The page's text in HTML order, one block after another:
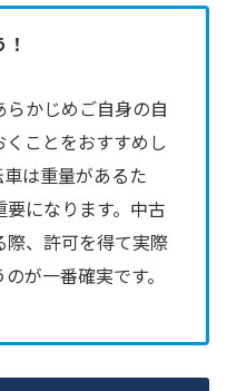
かじめご自身の自
ことをおすすめし
は重量があるた
になります。中古
際、許可を得て実際
が一番確実です。